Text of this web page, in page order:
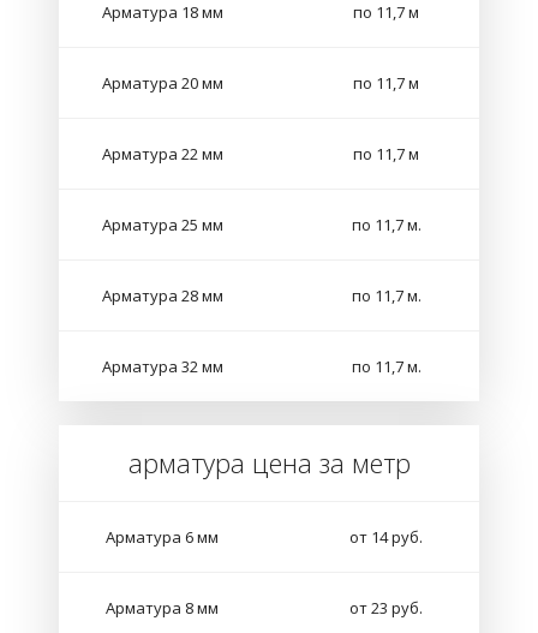
Арматура 18 мм по 11,7 м
Арматура 20 мм по 11,7 м
Арматура 22 мм по 11,7 м
Арматура 25 мм по 11,7 м.
Арматура 28 мм по 11,7 м.
Арматура 32 мм по 11,7 м.
арматура цена за метр
Арматура 6 мм от 14 руб.
Арматура 8 мм от 23 руб.